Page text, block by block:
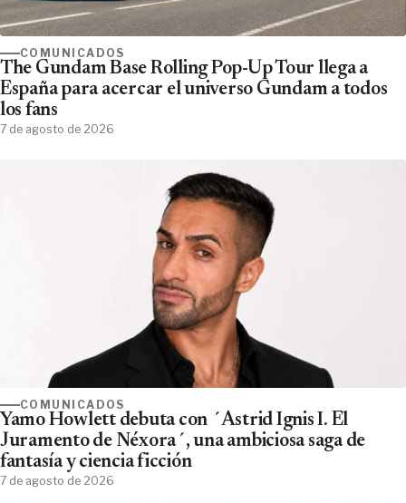
COMUNICADOS
The Gundam Base Rolling Pop-Up Tour llega a
España para acercar el universo Gundam a todos
los fans
7 de agosto de 2026
COMUNICADOS
Yamo Howlett debuta con ´Astrid Ignis I. El
Juramento de Néxora´, una ambiciosa saga de
fantasía y ciencia ficción
7 de agosto de 2026